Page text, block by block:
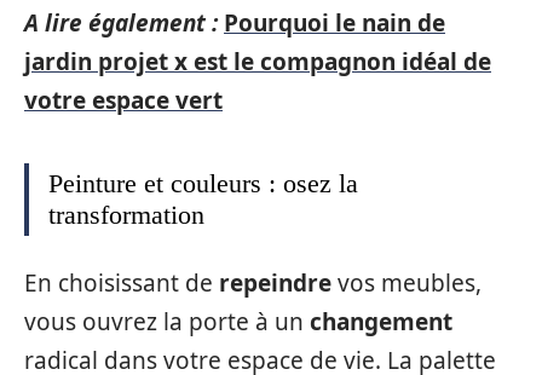
A lire également : Pourquoi le nain de
jardin projet x est le compagnon idéal de
votre espace vert
Peinture et couleurs : osez la
transformation
En choisissant de repeindrevos meubles,
vous ouvrez la porte à un changement
radical dans votre espace de vie. La palette